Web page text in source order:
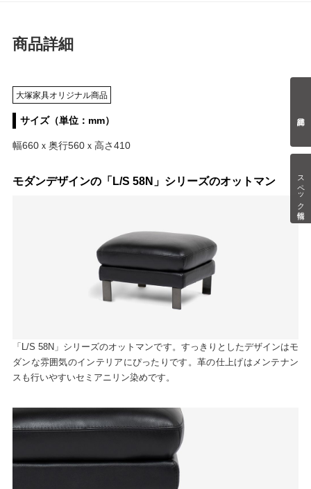
スペック情報
商品詳細
大塚家具オリジナル商品
サイズ（単位：mm）
幅660ｘ奥行560ｘ高さ410
モダンデザインの「L/S 58N」シリーズのオットマン
「L/S 58N」シリーズのオットマンです。すっきりとしたデザインはモ
ダンな雰囲気のインテリアにぴったりです。革の仕上げはメンテナン
スも行いやすいセミアニリン染めです。